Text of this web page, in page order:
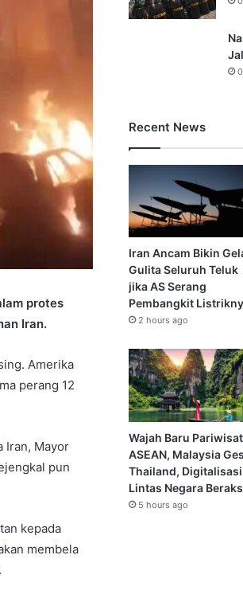
protes
Iran.
Amerika
perang 12
Iran, Mayor
pun
kepada
membela
Recent News
Iran Ancam Bikin
Gulita Seluruh Teluk
jika AS Serang
Pembangkit
2 hours ago
Wajah Baru
ASEAN, Malaysia
Thailand, Digitalisasi
Lintas Negara
5 hours ago